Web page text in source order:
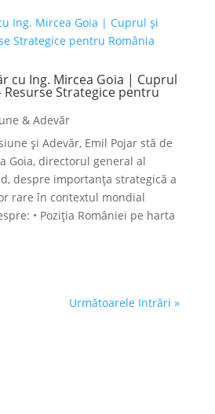
cu Ing. Mircea Goia | Cuprul
Resurse Strategice pentru
& Adevăr
și Adevăr, Emil Pojar stă de
Goia, directorul general al
despre importanța strategică a
rare în contextul mondial
• Poziția României pe harta
Următoarele Intrări »